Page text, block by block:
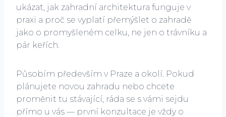
ukázat, jak zahradní architektura funguje v
praxi a proč se vyplatí přemýšlet o zahradě
jako o promyšleném celku, ne jen o trávníku a
pár keřích.
Působím především v Praze a okolí. Pokud
plánujete novou zahradu nebo chcete
proměnit tu stávající, ráda se s vámi sejdu
přímo u vás — první konzultace je vždy o